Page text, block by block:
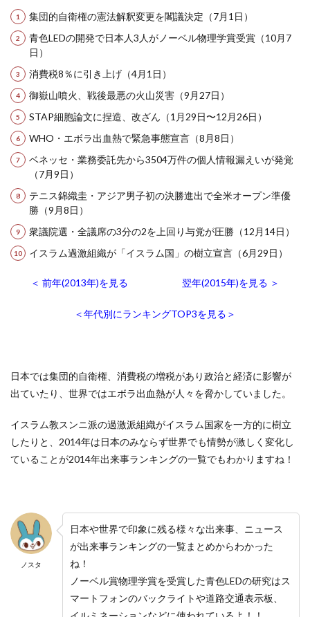
集団的自衛権の憲法解釈変更を閣議決定（7月1日）
青色LEDの開発で日本人3人がノーベル物理学賞受賞（10月7
日）
消費税8％に引き上げ（4月1日）
御嶽山噴火、戦後最悪の火山災害（9月27日）
STAP細胞論文に捏造、改ざん（1月29日〜12月26日）
WHO・エボラ出血熱で緊急事態宣言（8月8日）
ベネッセ・業務委託先から3504万件の個人情報漏えいが発覚
（7月9日）
テニス錦織圭・アジア男子初の決勝進出で全米オープン準優
勝（9月8日）
衆議院選・全議席の3分の2を上回り与党が圧勝（12月14日）
イスラム過激組織が「イスラム国」の樹立宣言（6月29日）
＜ 前年(2013年)を見る 翌年(2015年)を見る ＞
＜年代別にランキングTOP3を見る＞
日本では集団的自衛権、消費税の増税があり政治と経済に影響が
出ていたり、世界ではエボラ出血熱が人々を脅かしていました。
イスラム教スンニ派の過激派組織がイスラム国家を一方的に樹立
したりと、2014年は日本のみならず世界でも情勢が激しく変化し
ていることが2014年出来事ランキングの一覧でもわかりますね！
ノスタ
日本や世界で印象に残る様々な出来事、ニュース
が出来事ランキングの一覧まとめからわかった
ね！
ノーベル賞物理学賞を受賞した青色LEDの研究はス
マートフォンのバックライトや道路交通表示板、